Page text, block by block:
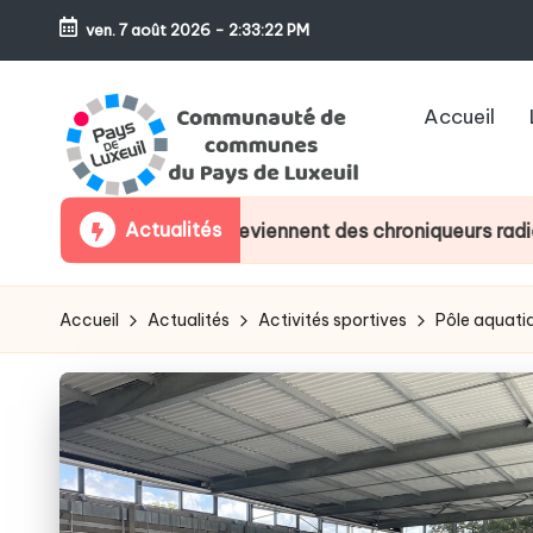
Skip
content
ven. 7 août 2026 - 2:33:23 PM
C
o
m
m
u
n
Le
sens
de
l'accueil
Accueil
Actualités
deviennent des chroniqueurs radio le temps
Accueil Actualités Activités sportives Pôle